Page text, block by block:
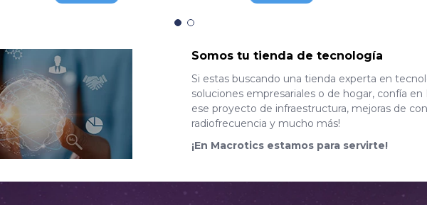
Somos tu tienda de tecnología
Si estas buscando una tienda experta en
soluciones empresariales o de hogar, confía
ese proyecto de infraestructura, mejoras de
radiofrecuencia y mucho más!
¡En Macrotics estamos para servirte!